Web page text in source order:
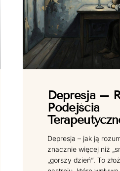
Depresja –
Podejścia
Depresja – jak ją
znacznie więcej niż
„gorszy dzień”. To